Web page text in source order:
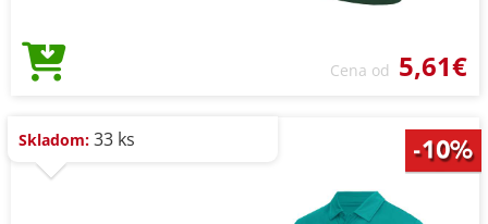
Cena od 5,61€
Skladom: 33 ks